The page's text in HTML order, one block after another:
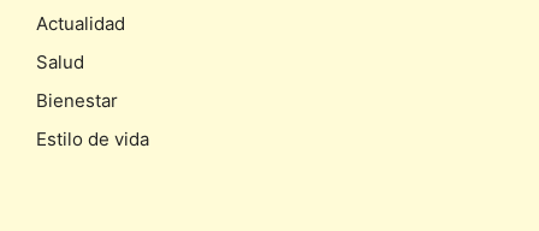
Actualidad
Salud
Bienestar
Estilo de vida